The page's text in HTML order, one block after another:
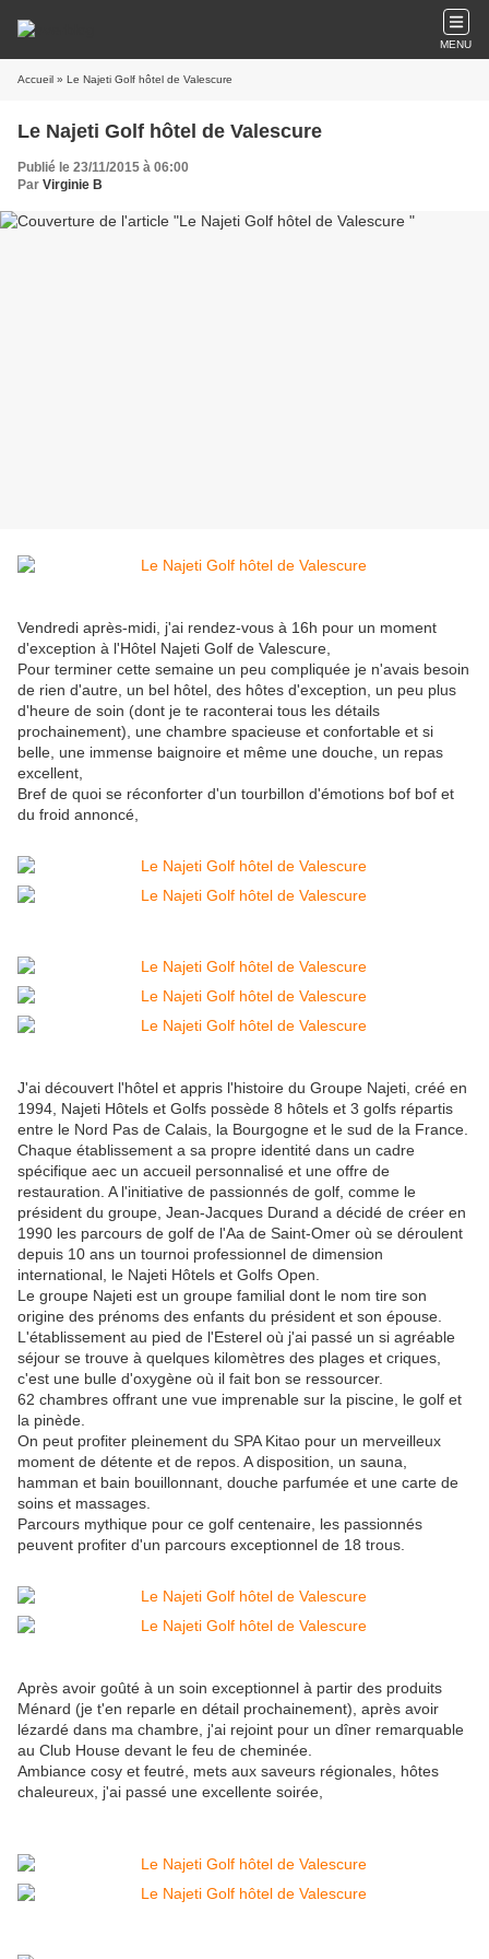
MENU
Accueil » Le Najeti Golf hôtel de Valescure
Le Najeti Golf hôtel de Valescure
Publié le 23/11/2015 à 06:00
Par Virginie B
Vendredi après-midi, j'ai rendez-vous à 16h pour un moment
d'exception à l'Hôtel Najeti Golf de Valescure,
Pour terminer cette semaine un peu compliquée je n'avais besoin
de rien d'autre, un bel hôtel, des hôtes d'exception, un peu plus
d'heure de soin (dont je te raconterai tous les détails
prochainement), une chambre spacieuse et confortable et si
belle, une immense baignoire et même une douche, un repas
excellent,
Bref de quoi se réconforter d'un tourbillon d'émotions bof bof et
du froid annoncé,
J'ai découvert l'hôtel et appris l'histoire du Groupe Najeti, créé en
1994, Najeti Hôtels et Golfs possède 8 hôtels et 3 golfs répartis
entre le Nord Pas de Calais, la Bourgogne et le sud de la France.
Chaque établissement a sa propre identité dans un cadre
spécifique aec un accueil personnalisé et une offre de
restauration. A l'initiative de passionnés de golf, comme le
président du groupe, Jean-Jacques Durand a décidé de créer en
1990 les parcours de golf de l'Aa de Saint-Omer où se déroulent
depuis 10 ans un tournoi professionnel de dimension
international, le Najeti Hôtels et Golfs Open.
Le groupe Najeti est un groupe familial dont le nom tire son
origine des prénoms des enfants du président et son épouse.
L'établissement au pied de l'Esterel où j'ai passé un si agréable
séjour se trouve à quelques kilomètres des plages et criques,
c'est une bulle d'oxygène où il fait bon se ressourcer.
62 chambres offrant une vue imprenable sur la piscine, le golf et
la pinède.
On peut profiter pleinement du SPA Kitao pour un merveilleux
moment de détente et de repos. A disposition, un sauna,
hamman et bain bouillonnant, douche parfumée et une carte de
soins et massages.
Parcours mythique pour ce golf centenaire, les passionnés
peuvent profiter d'un parcours exceptionnel de 18 trous.
Après avoir goûté à un soin exceptionnel à partir des produits
Ménard (je t'en reparle en détail prochainement), après avoir
lézardé dans ma chambre, j'ai rejoint pour un dîner remarquable
au Club House devant le feu de cheminée.
Ambiance cosy et feutré, mets aux saveurs régionales, hôtes
chaleureux, j'ai passé une excellente soirée,